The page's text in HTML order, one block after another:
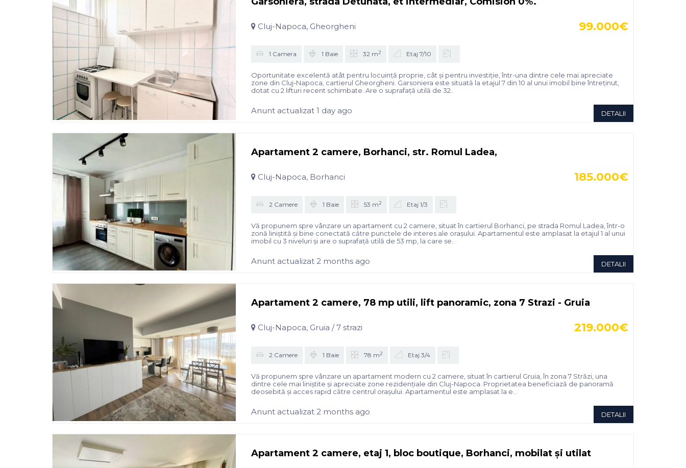
99.000€
Cluj-Napoca, Gheorgheni
1 Camera 1 Baie 32 m2 Etaj 7/10
Oportunitate excelentă atât pentru locuință proprie, cât și pentru investiție, într-una dintre cele mai apreciate
zone din Cluj-Napoca, cartierul Gheorgheni. Garsoniera este situată la etajul 7 din 10 al unui imobil bine întreținut,
dotat cu 2 lifturi recent schimbate. Are o suprafață utilă de 32..
Anunt actualizat 1 day ago DETALII
Apartament 2 camere, Borhanci, str. Romul Ladea,
185.000€
Cluj-Napoca, Borhanci
2 Camere 1 Baie 53 m2 Etaj 1/3
Vă propunem spre vânzare un apartament cu 2 camere, situat în cartierul Borhanci, pe strada Romul Ladea, într-o
zonă liniștită și bine conectată către punctele de interes ale orașului. Apartamentul este amplasat la etajul 1 al unui
imobil cu 3 niveluri și are o suprafață utilă de 53 mp, la care se..
Anunt actualizat 2 months ago DETALII
Apartament 2 camere, 78 mp utili, lift panoramic, zona 7 Strazi - Gruia
219.000€
Cluj-Napoca, Gruia / 7 strazi
2 Camere 1 Baie 78 m2 Etaj 3/4
Vă propunem spre vânzare un apartament modern cu 2 camere, situat în cartierul Gruia, în zona 7 Străzi, una
dintre cele mai liniștite și apreciate zone rezidențiale din Cluj-Napoca. Proprietatea beneficiază de panoramă
deosebită și acces rapid către centrul orașului. Apartamentul este amplasat la e..
Anunt actualizat 2 months ago DETALII
Apartament 2 camere, etaj 1, bloc boutique, Borhanci, mobilat și utilat